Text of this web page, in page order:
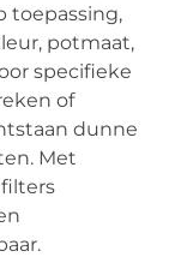
toepassing,
potmaat,
specifieke
of
dunne
Met